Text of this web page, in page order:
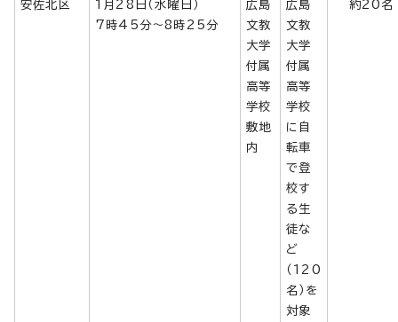
安佐北区
1月28日（水曜日）
7時45分～8時25分
広島
文教
大学
付属
高等
学校
敷地
内
広島
文教
大学
付属
高等
学校
に自
転車
で登
校す
る生
徒な
ど
（120
名）を
対象
約20名